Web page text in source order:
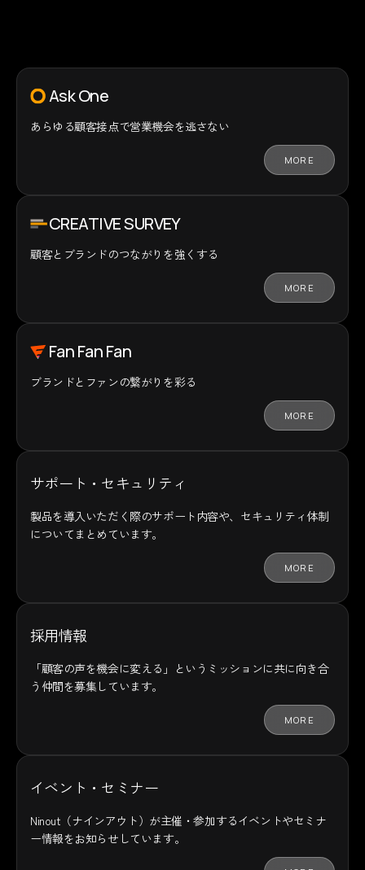
Ask One
あらゆる顧客接点で営業機会を逃さない
MORE
CREATIVE SURVEY
顧客とブランドのつながりを強くする
MORE
Fan Fan Fan
ブランドとファンの繋がりを彩る
MORE
サポート・セキュリティ
製品を導入いただく際のサポート内容や、セキュリティ体制
についてまとめています。
MORE
採用情報
「顧客の声を機会に変える」というミッションに共に向き合
う仲間を募集しています。
MORE
イベント・セミナー
Ninout（ナインアウト）が主催・参加するイベントやセミナ
ー情報をお知らせしています。